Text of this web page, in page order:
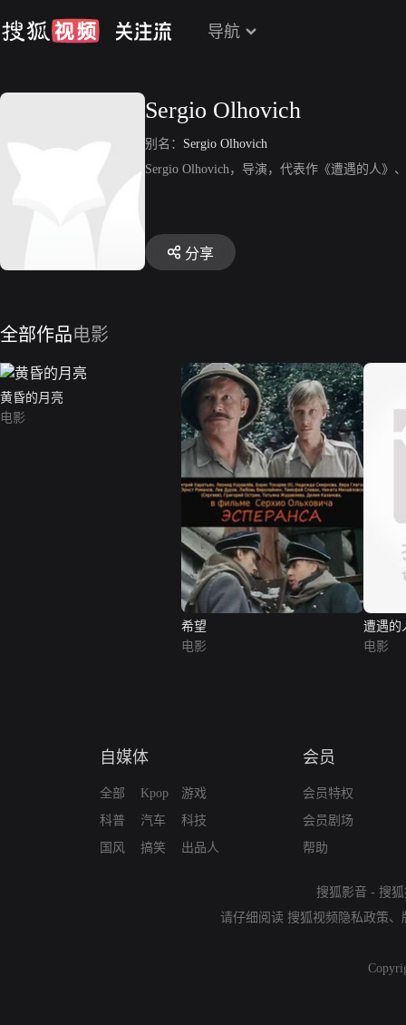
导航
Sergio Olhovich
别名： Sergio Olhovich
Sergio Olhovich，导演，代表作《遭遇的人》
分享
全部作品电影
黄昏的月亮
电影
希望
电影
遭遇的
电影
自媒体
全部
科普
国风
Kpop
汽车
搞笑
游戏
科技
出品人
会员
会员特权
会员剧场
帮助
搜狐影音 - 搜
请仔细阅读 搜狐视频隐私政策、